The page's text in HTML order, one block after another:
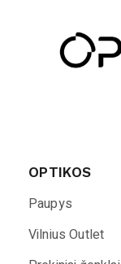
OPTIKOS
Paupys
Vilnius Outlet